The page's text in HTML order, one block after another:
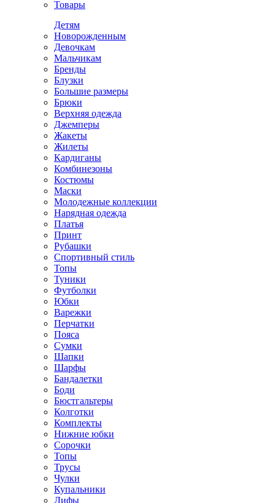
Товары
Детям
Новорожденным
Девочкам
Мальчикам
Бренды
Блузки
Большие размеры
Брюки
Верхняя одежда
Джемперы
Жакеты
Жилеты
Кардиганы
Комбинезоны
Костюмы
Маски
Молодежные коллекции
Нарядная одежда
Платья
Принт
Рубашки
Спортивный стиль
Топы
Туники
Футболки
Юбки
Варежки
Перчатки
Пояса
Сумки
Шапки
Шарфы
Бандалетки
Боди
Бюстгальтеры
Колготки
Комплекты
Нижние юбки
Сорочки
Топы
Трусы
Чулки
Купальники
Лифы